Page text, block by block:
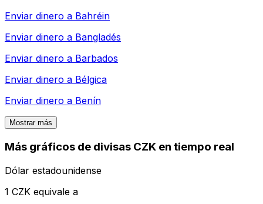
Enviar dinero a Bahréin
Enviar dinero a Bangladés
Enviar dinero a Barbados
Enviar dinero a Bélgica
Enviar dinero a Benín
Mostrar más
Más gráficos de divisas CZK en tiempo real
Dólar estadounidense
1 CZK equivale a